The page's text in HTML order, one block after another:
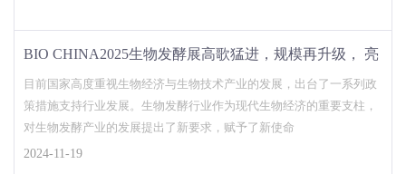
BIO CHINA2025生物发酵展高歌猛进，规模再升级， 亮
点及活动发布，精彩就在此刻！
目前国家高度重视生物经济与生物技术产业的发展，出台了一系列政
策措施支持行业发展。生物发酵行业作为现代生物经济的重要支柱，
对生物发酵产业的发展提出了新要求，赋予了新使命
2024-11-19